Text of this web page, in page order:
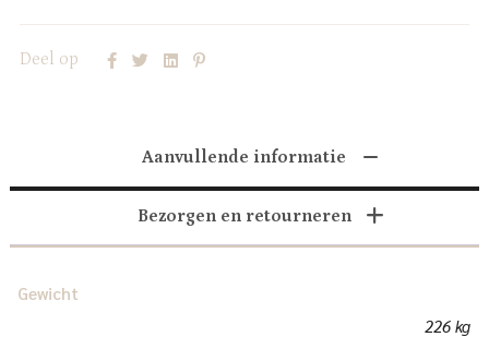
Deel op
Aanvullende informatie
Bezorgen en retourneren
Gewicht
226 kg